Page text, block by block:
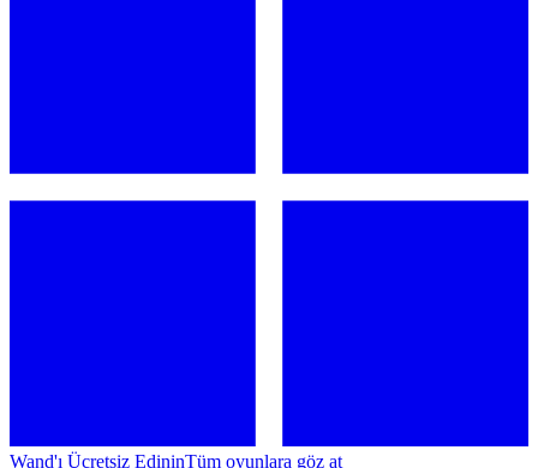
Wand'ı Ücretsiz EdininTüm oyunlara göz at